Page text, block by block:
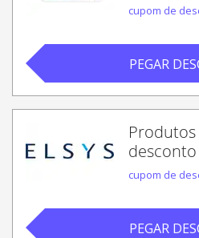
cupom de
PEGAR
desconto
cupom de
PEGAR